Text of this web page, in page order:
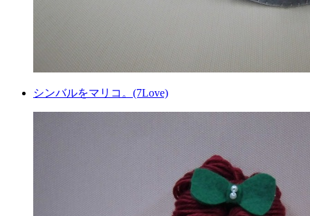
シンバルをマリコ。(7Love)